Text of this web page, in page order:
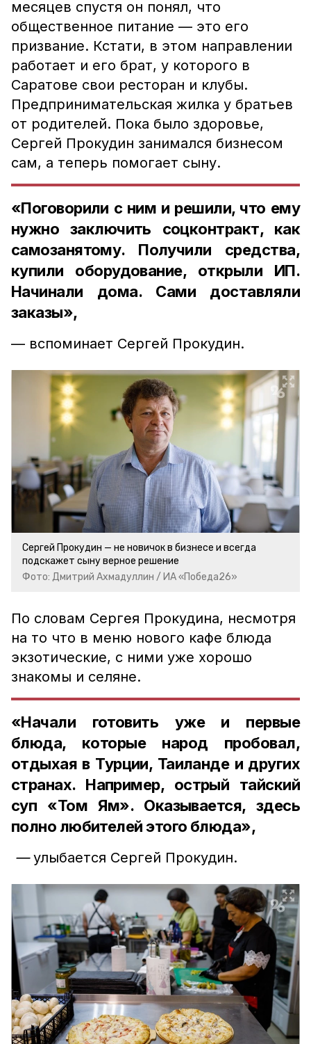
месяцев спустя он понял, что
общественное питание — это его
призвание. Кстати, в этом направлении
работает и его брат, у которого в
Саратове свои ресторан и клубы.
Предпринимательская жилка у братьев
от родителей. Пока было здоровье,
Сергей Прокудин занимался бизнесом
сам, а теперь помогает сыну.
«Поговорили с ним и решили, что ему
нужно заключить соцконтракт, как
самозанятому. Получили средства,
купили оборудование, открыли ИП.
Начинали дома. Сами доставляли
заказы»,
— вспоминает Сергей Прокудин.
Сергей Прокудин — не новичок в бизнесе и всегда
подскажет сыну верное решение
Фото: Дмитрий Ахмадуллин / ИА «Победа26»
По словам Сергея Прокудина, несмотря
на то что в меню нового кафе блюда
экзотические, с ними уже хорошо
знакомы и селяне.
«Начали готовить уже и первые
блюда, которые народ пробовал,
отдыхая в Турции, Таиланде и других
странах. Например, острый тайский
суп «Том Ям». Оказывается, здесь
полно любителей этого блюда»,
—улыбается Сергей Прокудин.